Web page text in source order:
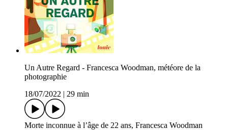
Un Autre Regard - Francesca Woodman, météore de la
photographie
18/07/2022
29 min
Morte inconnue à l’âge de 22 ans, Francesca Woodman